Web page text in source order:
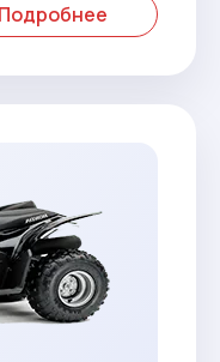
Подробнее